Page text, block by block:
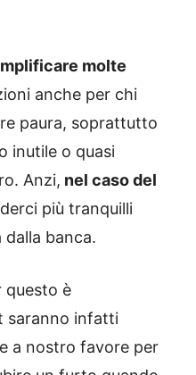
molte
anche per chi
paura, soprattutto
inutile o quasi
Anzi, nel caso del
più tranquilli
banca.
questo è
saranno infatti
a nostro favore per